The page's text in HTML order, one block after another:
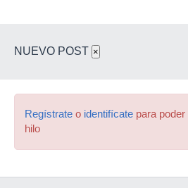
NUEVO POST ×
Regístrate o identifícate para
hilo